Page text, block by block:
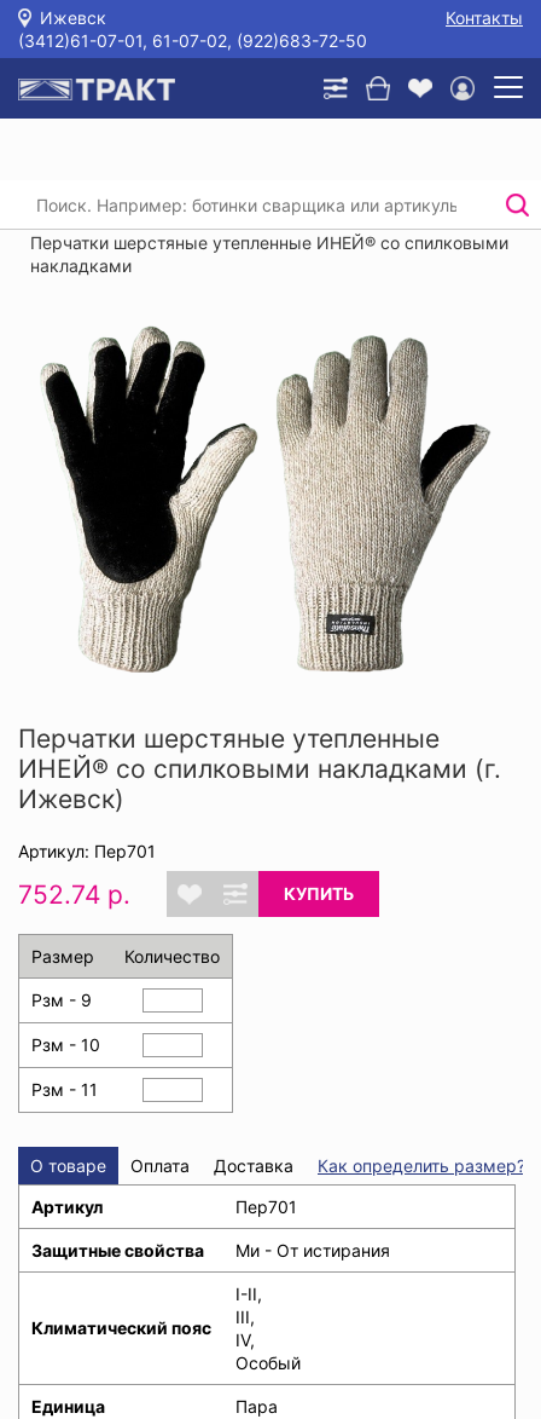
Ижевск
Контакты
(3412)61-07-01, 61-07-02, (922)683-72-50
Главная / /
Трикотажные перчатки, перчатки хб с пвх
/
Перчатки шерстяные утепленные ИНЕЙ® со спилковыми
накладками
Перчатки шерстяные утепленные
ИНЕЙ® со спилковыми накладками (г.
Ижевск)
Артикул: Пер701
752.74 р. КУПИТЬ
Размер Количество
Рзм - 9
Рзм - 10
Рзм - 11
О товаре Оплата Доставка
Как определить размер?
Артикул
Пер701
Защитные свойства Ми - От истирания
Климатический пояс
I-II,
III,
IV,
Особый
Единица Пара